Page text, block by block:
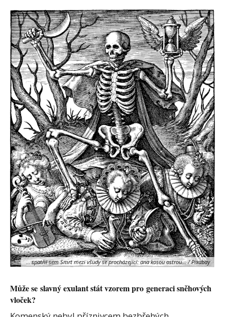
… spatřil sem Smrt mezi všudy se procházející: ana kosou ostrou... / Pixabay
Může se slavný exulant stát vzorem pro generaci sněhových
vloček?